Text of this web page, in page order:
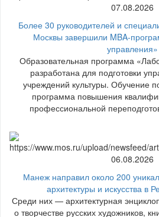
07.08.2026
Более 30 руководителей и
Москвы завершили MBA-
управления»
Образовательная программа
разработана для подготовки
учреждений культуры. Обучение
программа повышения
профессиональной
06.08.2026
Манеж направил около 200
архитектуры и искусства в
Среди них — архитектурная
о творчестве русских художников,